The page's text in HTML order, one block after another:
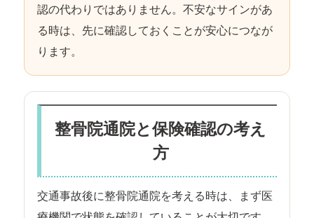
認の代わりではありません。不安なサインがあ
る時は、先に確認しておくことが安心につなが
ります。
整骨院通院と保険確認の考え
方
交通事故後に整骨院通院を考える時は、まず医